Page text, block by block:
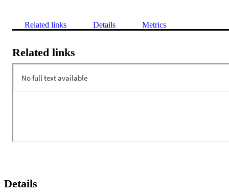
Related links Details Metrics
Related links
Details